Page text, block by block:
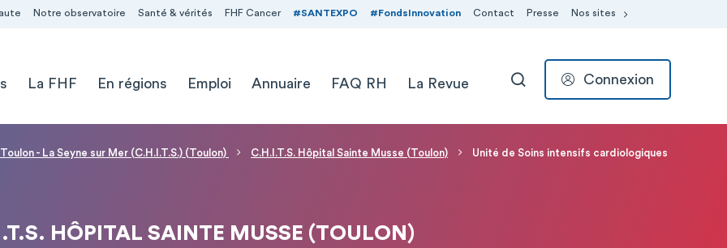
Notre observatoire Santé & vérités FHF Cancer #SANTEXPO #FondsInnovation Contact Presse Nos sites
La FHF En régions Emploi Annuaire FAQ RH La Revue RECHERCHER
Connexion
- La Seyne sur Mer (C.H.I.T.S.) (Toulon) C.H.I.T.S. Hôpital Sainte Musse (Toulon) Unité de Soins intensifs cardiologiques
HÔPITAL SAINTE MUSSE (TOULON)